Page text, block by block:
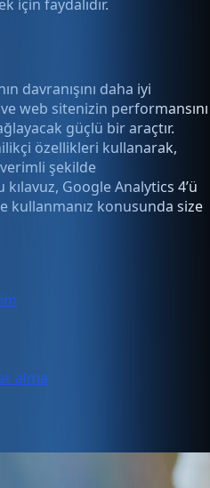
için faydalıdır.
davranışını daha iyi
web sitenizin performansını
güçlü bir araçtır.
özellikleri kullanarak,
şekilde
Google Analytics 4’ü
kullanmanız konusunda size
alma